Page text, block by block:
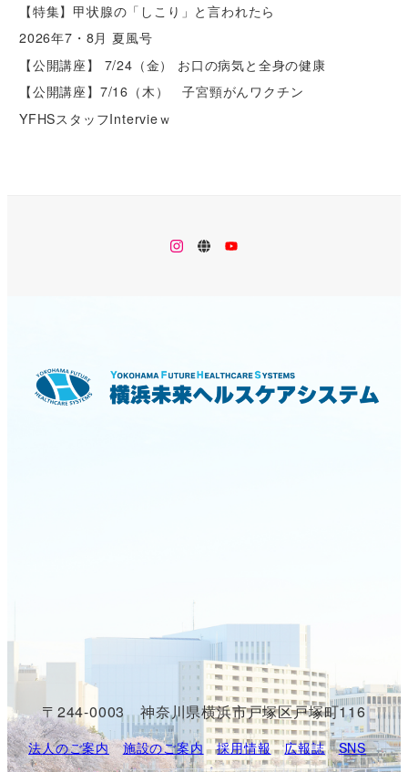
【特集】甲状腺の「しこり」と言われたら
2026年7・8月 夏風号
【公開講座】 7/24（金） お口の病気と全身の健康
【公開講座】7/16（木） 子宮頸がんワクチン
YFHSスタッフIntervieｗ
メ メ メ
〒244-0003 神奈川県横浜市戸塚区戸塚町116
法人のご案内 施設のご案内 採用情報 広報誌 SNS